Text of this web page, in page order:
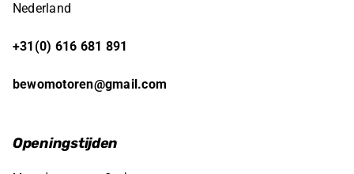
Nederland
+31(0) 616 681 891
bewomotoren@gmail.com
Openingstijden